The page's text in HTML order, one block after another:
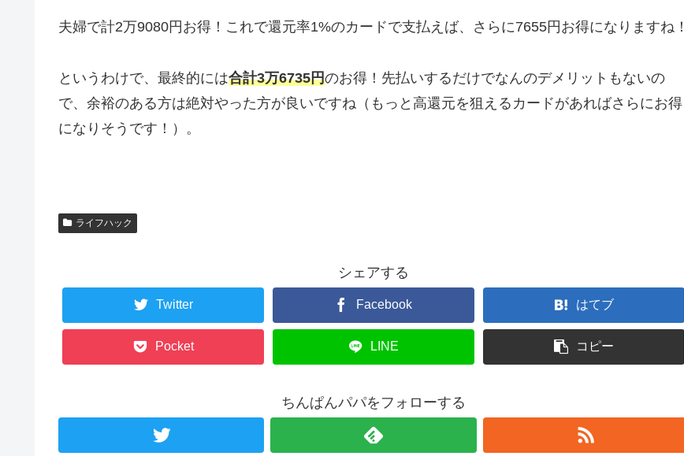
夫婦で計2万9080円お得！これで還元率1%のカードで支払えば、さらに7655円お得になりますね！
というわけで、最終的には合計3万6735円のお得！先払いするだけでなんのデメリットもないの
で、余裕のある方は絶対やった方が良いですね（もっと高還元を狙えるカードがあればさらにお得
になりそうです！）。
ライフハック
シェアする
Twitter Facebook はてブ
Pocket LINE コピー
ちんぱんパパをフォローする